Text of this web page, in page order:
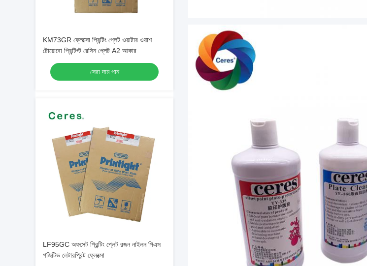
KM73GR ফ্লেক্সো প্রিন্টিং প্লেট ওয়াটার ওয়াশ
টোয়োবো প্রিন্টিগ্ট রেসিন প্লেট A2 আকার
সেরা দাম পান
LF95GC অফসেট প্রিন্টিং প্লেট রজন নাইলন পিএস
পজিটিভ লেটারপ্রিন্ট ফ্লেক্সো